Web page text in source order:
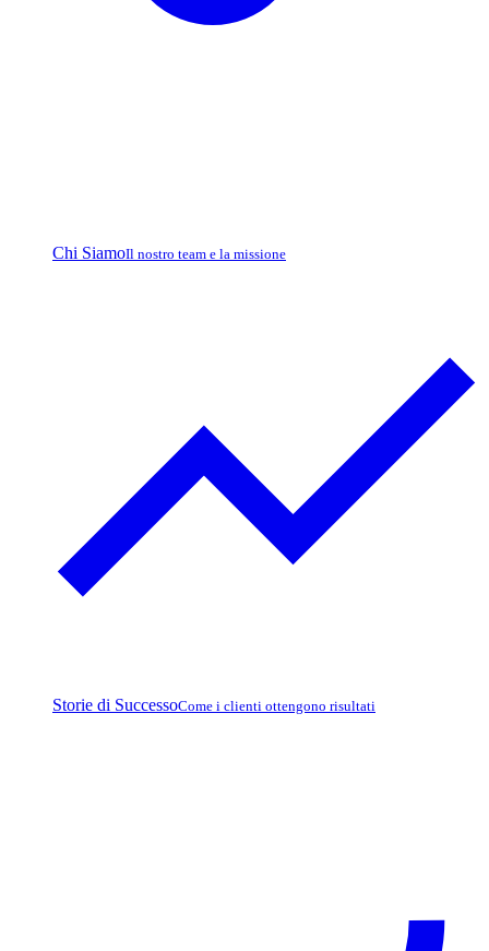
Chi SiamoIl nostro team e la missione
Storie di SuccessoCome i clienti ottengono risultati